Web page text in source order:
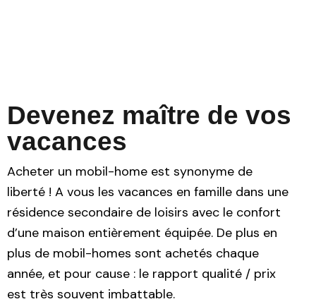
Devenez maître de vos
vacances
Acheter un mobil-home est synonyme de
liberté ! A vous les vacances en famille dans une
résidence secondaire de loisirs avec le confort
d’une maison entièrement équipée. De plus en
plus de mobil-homes sont achetés chaque
année, et pour cause : le rapport qualité / prix
est très souvent imbattable.